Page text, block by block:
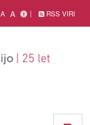
A A RSS VIRI